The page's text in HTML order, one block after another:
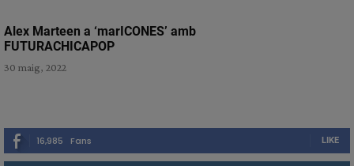
Alex Marteen a ‘marICONES’ amb
FUTURACHICAPOP
30 maig, 2022
16,985 Fans LIKE